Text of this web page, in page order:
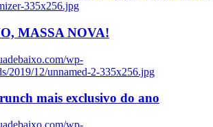
335x256.jpg
MASSA NOVA!
wp-
2019/12/unnamed-2-335x256.jpg
mais exclusivo do ano